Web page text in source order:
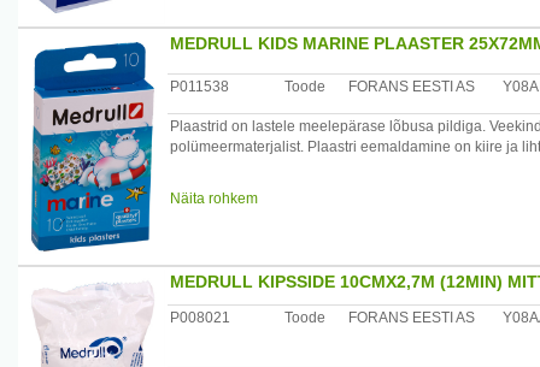
MEDRULL KIDS MARINE PLAASTER
P011538 Toode FORANS EESTI AS
Plaastrid on lastele meelepärase lõbusa pildiga.
polümeermaterjalist. Plaastri eemaldamine on kiire ja
Näita rohkem
MEDRULL KIPSSIDE 10CMX2,7M (12MIN)
P008021 Toode FORANS EESTI AS